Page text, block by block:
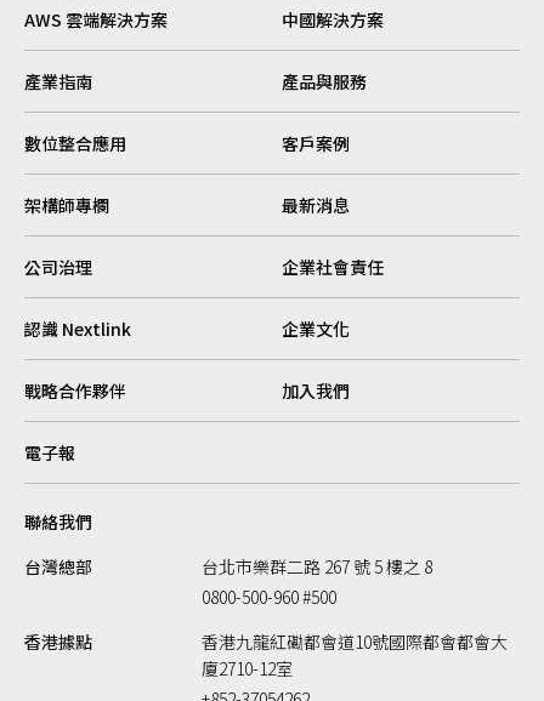
AWS 雲端解決方案 中國解決方案
產業指南 產品與服務
數位整合應用 客戶案例
架構師專欄 最新消息
公司治理 企業社會責任
認識 Nextlink 企業文化
戰略合作夥伴 加入我們
電子報
聯絡我們
台灣總部
台北市樂群二路 267 號 5 樓之 8
0800-500-960 #500
香港據點
香港九龍紅磡都會道10號國際都會都會大
廈2710-12室